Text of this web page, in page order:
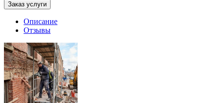
Заказ услуги
Описание
Отзывы